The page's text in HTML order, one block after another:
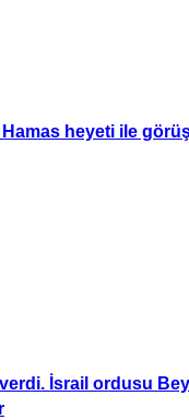
Hamas heyeti ile
İsrail ordusu